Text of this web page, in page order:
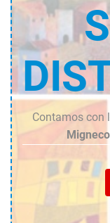
Contamos con